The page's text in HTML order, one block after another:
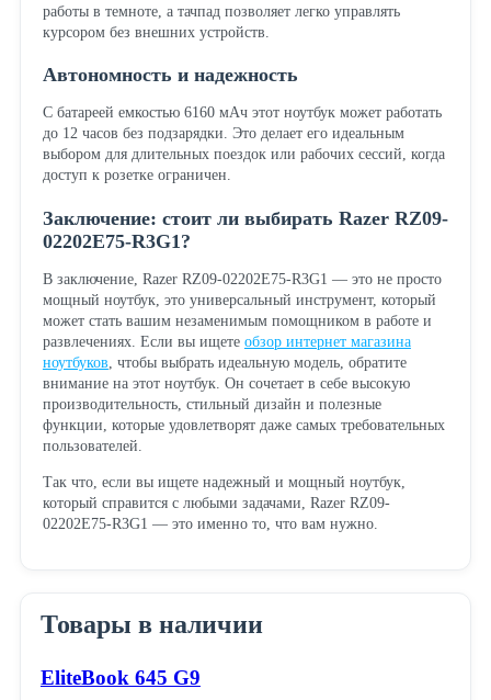
работы в темноте, а тачпад позволяет легко управлять
курсором без внешних устройств.
Автономность и надежность
С батареей емкостью 6160 мАч этот ноутбук может работать
до 12 часов без подзарядки. Это делает его идеальным
выбором для длительных поездок или рабочих сессий, когда
доступ к розетке ограничен.
Заключение: стоит ли выбирать Razer RZ09-
02202E75-R3G1?
В заключение, Razer RZ09-02202E75-R3G1 — это не просто
мощный ноутбук, это универсальный инструмент, который
может стать вашим незаменимым помощником в работе и
развлечениях. Если вы ищете обзор интернет магазина
ноутбуков , чтобы выбрать идеальную модель, обратите
внимание на этот ноутбук. Он сочетает в себе высокую
производительность, стильный дизайн и полезные
функции, которые удовлетворят даже самых требовательных
пользователей.
Так что, если вы ищете надежный и мощный ноутбук,
который справится с любыми задачами, Razer RZ09-
02202E75-R3G1 — это именно то, что вам нужно.
Товары в наличии
EliteBook 645 G9